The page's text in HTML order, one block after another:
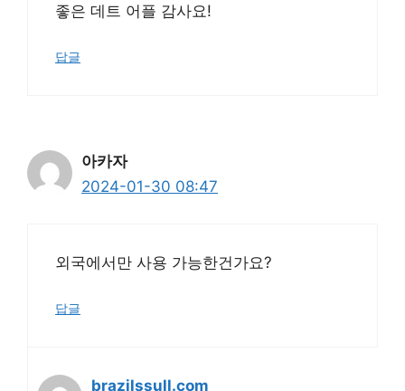
좋은 데트 어플 감사요!
답글
아카자
2024-01-30 08:47
외국에서만 사용 가능한건가요?
답글
brazilssull.com